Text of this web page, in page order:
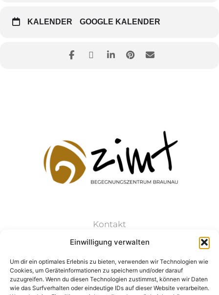
Einwilligung verwalten
Um dir ein optimales Erlebnis zu bieten, verwenden wir Technologien wie
Cookies, um Geräteinformationen zu speichern und/oder darauf
zuzugreifen. Wenn du diesen Technologien zustimmst, können wir Daten
wie das Surfverhalten oder eindeutige IDs auf dieser Website verarbeiten.
KALENDER GOOGLE KALENDER
Kontakt
Impressum